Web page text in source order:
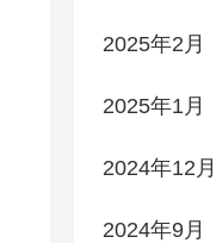
2025年2月
2025年1月
2024年12月
2024年9月